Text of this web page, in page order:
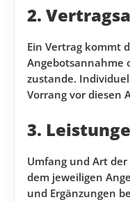
2.
Ein Vertrag kommt
Angebotsannahme
zustande.
Vorrang vor diesen
3.
Umfang und Art
dem jeweiligen
und Ergänzungen